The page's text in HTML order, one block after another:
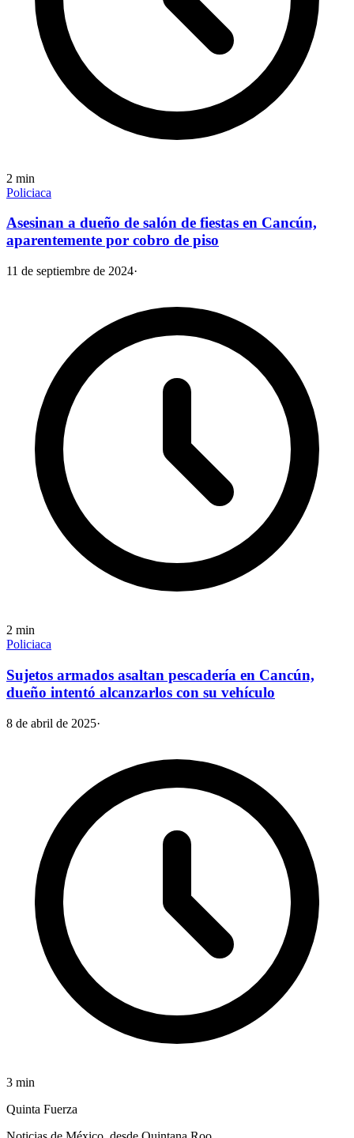
2 min
Policiaca
Asesinan a dueño de salón de fiestas en Cancún,
aparentemente por cobro de piso
11 de septiembre de 2024·
2 min
Policiaca
Sujetos armados asaltan pescadería en Cancún,
dueño intentó alcanzarlos con su vehículo
8 de abril de 2025·
3 min
Quinta Fuerza